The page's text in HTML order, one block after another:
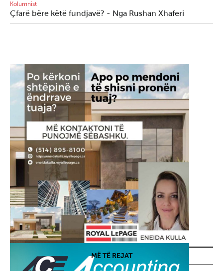
Kolumnist
Çfarë bëre këtë fundjavë? - Nga Rushan Xhaferi
MË TË REJAT